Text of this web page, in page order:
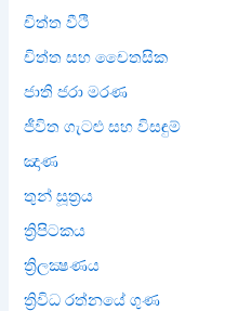
චිත්ත වීථි
චිත්ත සහ චෛතසික
ජාති ජරා මරණ
ජීවිත ගැටළු සහ විසඳුම්
ඤාණ
තුන් සූත්‍රය
ත්‍රිපිටකය
ත්‍රිලක්‍ෂණය
ත්‍රිවිධ රත්නයේ ගුණ